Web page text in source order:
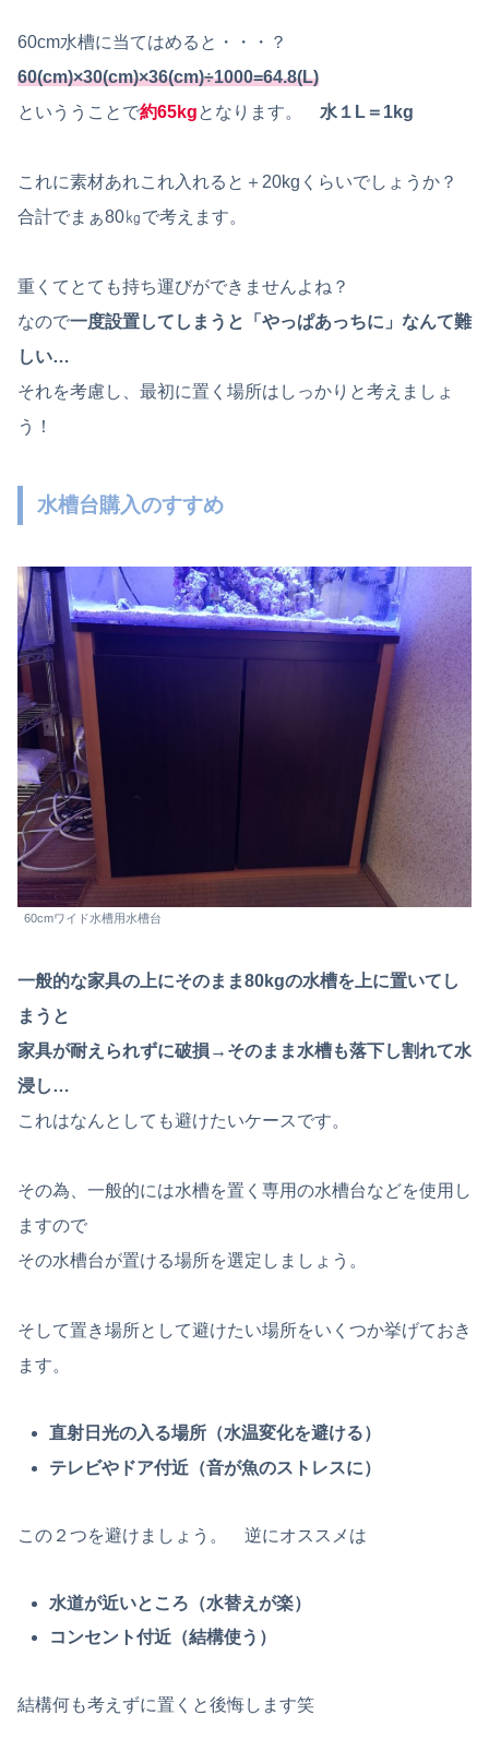
60cm水槽に当てはめると・・・？
60(cm)×30(cm)×36(cm)÷1000=64.8(L)
といううことで約65kgとなります。 水１L＝1kg
これに素材あれこれ入れると＋20kgくらいでしょうか？
合計でまぁ80㎏で考えます。
重くてとても持ち運びができませんよね？
なので一度設置してしまうと「やっぱあっちに」なんて難
しい…
それを考慮し、最初に置く場所はしっかりと考えましょ
う！
水槽台購入のすすめ
60cmワイド水槽用水槽台
一般的な家具の上にそのまま80kgの水槽を上に置いてし
まうと
家具が耐えられずに破損→そのまま水槽も落下し割れて水
浸し…
これはなんとしても避けたいケースです。
その為、一般的には水槽を置く専用の水槽台などを使用し
ますので
その水槽台が置ける場所を選定しましょう。
そして置き場所として避けたい場所をいくつか挙げておき
ます。
直射日光の入る場所（水温変化を避ける）
テレビやドア付近（音が魚のストレスに）
この２つを避けましょう。 逆にオススメは
水道が近いところ（水替えが楽）
コンセント付近（結構使う）
結構何も考えずに置くと後悔します笑